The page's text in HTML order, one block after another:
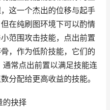
这一个杰出的位移与起手
在纯刷图环境下可以酌情
范围攻击技能，点出前置
，作为低阶技能，它们的
常点出前置以满足技能连
分配给更高收益的技能。
的抉择